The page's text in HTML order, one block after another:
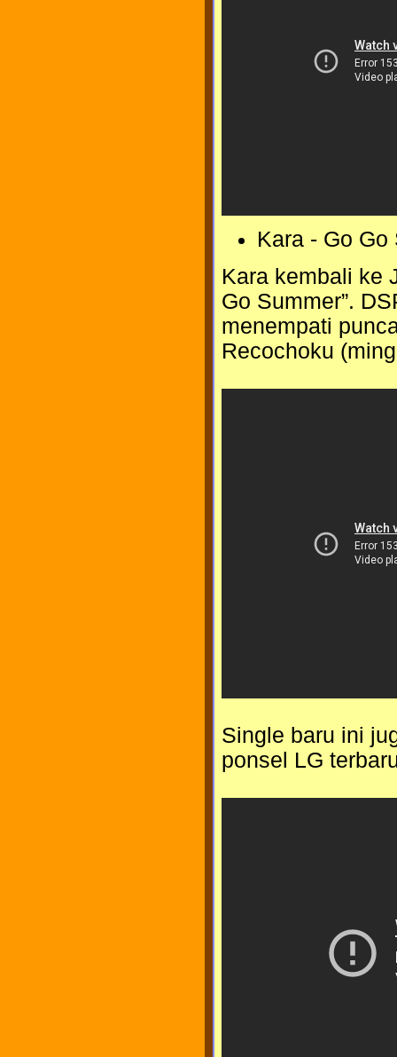
Kara - Go Go
Kara kembali ke
Go Summer”.
menempati
Recochoku
Single baru ini
ponsel LG